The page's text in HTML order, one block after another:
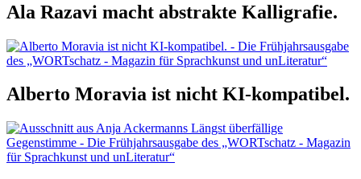
Ala Razavi macht abstrakte Kalligrafie.
Alberto Moravia ist nicht KI-kompatibel.